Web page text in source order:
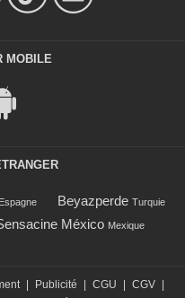
MOBILE
Espagne Beyazperde Turquie
México Mexique
Publicité CGU CGV